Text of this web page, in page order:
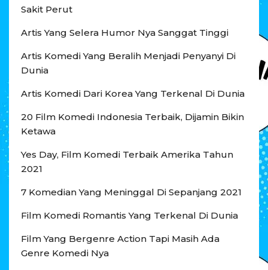
Sakit Perut
Artis Yang Selera Humor Nya Sanggat Tinggi
Artis Komedi Yang Beralih Menjadi Penyanyi Di
Dunia
Artis Komedi Dari Korea Yang Terkenal Di Dunia
20 Film Komedi Indonesia Terbaik, Dijamin Bikin
Ketawa
Yes Day, Film Komedi Terbaik Amerika Tahun
2021
7 Komedian Yang Meninggal Di Sepanjang 2021
Film Komedi Romantis Yang Terkenal Di Dunia
Film Yang Bergenre Action Tapi Masih Ada
Genre Komedi Nya